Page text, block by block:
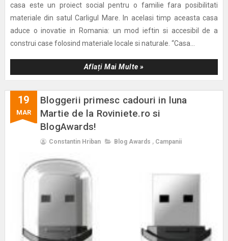
casa este un proiect social pentru o familie fara posibilitati
materiale din satul Carligul Mare. In acelasi timp aceasta casa
aduce o inovatie in Romania: un mod ieftin si accesibil de a
construi case folosind materiale locale si naturale. “Casa...
Aflați Mai Multe »
19
MAR
Bloggerii primesc cadouri in luna
Martie de la Roviniete.ro si
BlogAwards!
Constantin Hriban Blog Awards , Campanii